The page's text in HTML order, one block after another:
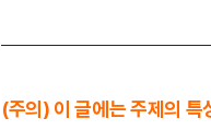
(주의) 이 글에는 주제의 특